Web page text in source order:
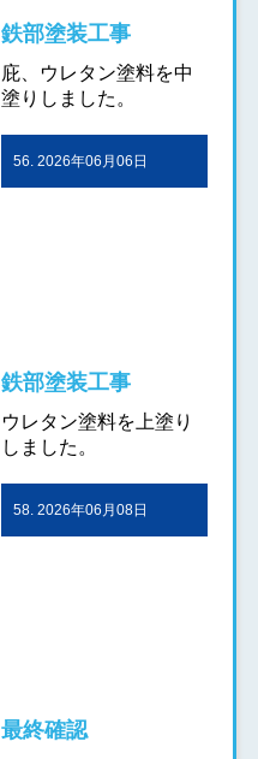
鉄部塗装工事
庇、ウレタン塗料を中
塗りしました。
56. 2026年06月06日
鉄部塗装工事
ウレタン塗料を上塗り
しました。
58. 2026年06月08日
最終確認